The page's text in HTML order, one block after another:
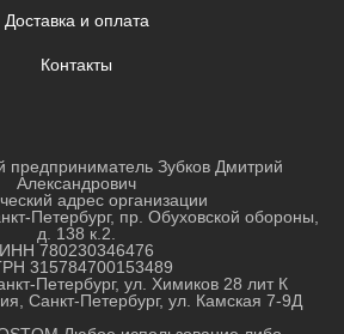
Доставка и оплата
Контакты
предприниматель Зубков Дмитрий
Александрович
адрес организации
Петербург, пр. Обуховской обороны,
д. 138 к.2.
ИНН780230346476
315784700153489
Петербург, ул. Химиков 28 лит К
Санкт-Петербург, ул. Камская 7-9Д